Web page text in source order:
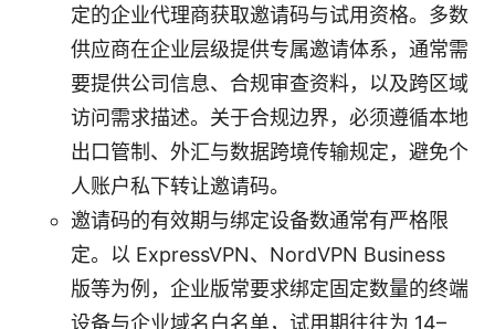
定的企业代理商获取邀请码与试用资格。多数
供应商在企业层级提供专属邀请体系，通常需
要提供公司信息、合规审查资料，以及跨区域
访问需求描述。关于合规边界，必须遵循本地
出口管制、外汇与数据跨境传输规定，避免个
人账户私下转让邀请码。
邀请码的有效期与绑定设备数通常有严格限
定。以 ExpressVPN、NordVPN Business
版等为例，企业版常要求绑定固定数量的终端
设备与企业域名白名单，试用期往往为 14–